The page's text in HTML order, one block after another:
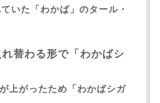
いた「わかば」のタール・
れ替わる形で「わかばシ
上がったため「わかばシガ